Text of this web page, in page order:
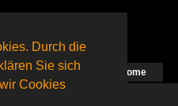
Durch die
Sie sich
Cookies
Arbeit Home
Gäste)